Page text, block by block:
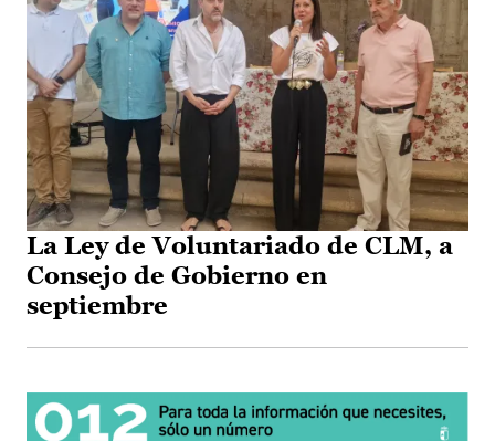
La Ley de Voluntariado de CLM, a
Consejo de Gobierno en
septiembre